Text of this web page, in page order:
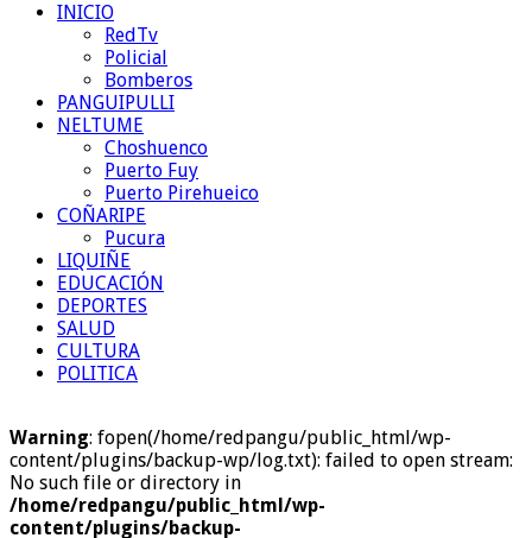
INICIO
RedTv
Policial
Bomberos
PANGUIPULLI
NELTUME
Choshuenco
Puerto Fuy
Puerto Pirehueico
COÑARIPE
Pucura
LIQUIÑE
EDUCACIÓN
DEPORTES
SALUD
CULTURA
POLITICA
Warning: fopen(/home/redpangu/public_html/wp-
content/plugins/backup-wp/log.txt): failed to open stream:
No such file or directory in
/home/redpangu/public_html/wp-
content/plugins/backup-